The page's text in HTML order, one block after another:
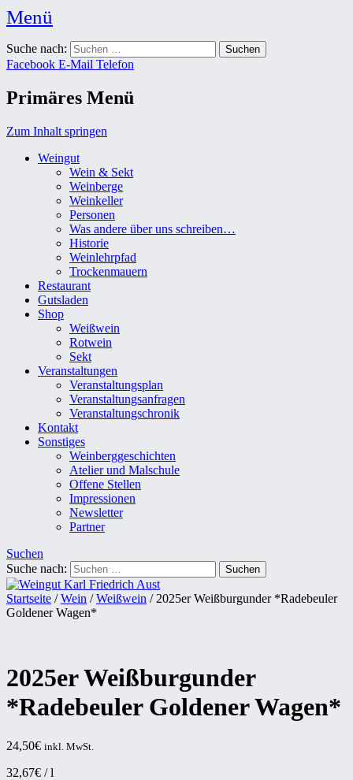
Menü
Weingut Karl Friedrich Aust
Das Weingut im Herzen der Radebeuler Oberlößnitz
Suche nach:
Facebook E-Mail Telefon
Primäres Menü
Zum Inhalt springen
Weingut
Wein & Sekt
Weinberge
Weinkeller
Personen
Was andere über uns schreiben…
Historie
Weinlehrpfad
Trockenmauern
Restaurant
Gutsladen
Shop
Weißwein
Rotwein
Sekt
Veranstaltungen
Veranstaltungsplan
Veranstaltungsanfragen
Veranstaltungschronik
Kontakt
Sonstiges
Weinberggeschichten
Atelier und Malschule
Offene Stellen
Impressionen
Newsletter
Partner
Suchen
Suche nach:
Startseite /Wein /Weißwein / 2025er Weißburgunder *Radebeuler
Goldener Wagen*
2025er Weißburgunder
*Radebeuler Goldener Wagen*
24,50€ inkl. MwSt.
32,67€ /l